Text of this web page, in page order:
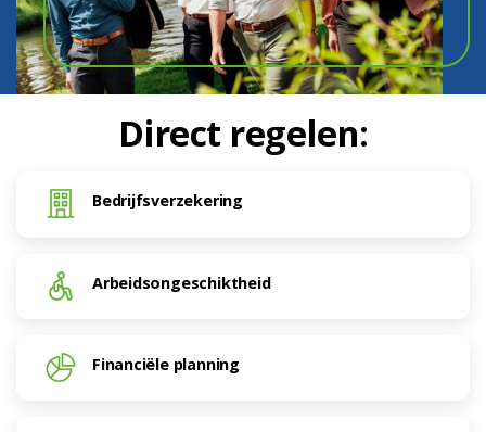
Direct regelen:
Bedrijfsverzekering
Arbeidsongeschiktheid
Financiële planning